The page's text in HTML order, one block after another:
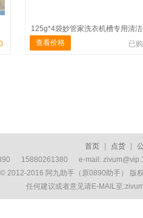
125g*4袋妙管家洗衣机槽专用清
查看价格
已
首页 点货
15880261380 e-mail:
© 2012-2016 阿九助手（原0890助手） 版
任何建议或者意见请E-MAIL至